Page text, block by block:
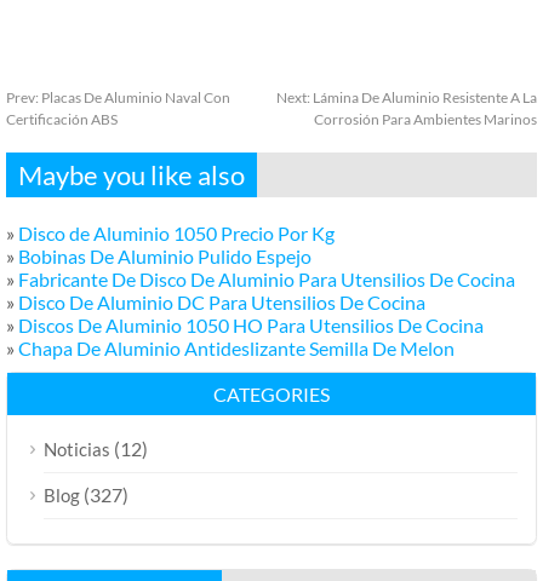
Prev: Placas De Aluminio Naval Con
Certificación ABS
Next: Lámina De Aluminio Resistente A La
Corrosión Para Ambientes Marinos
Maybe you like also
» Disco de Aluminio 1050 Precio Por Kg
» Bobinas De Aluminio Pulido Espejo
» Fabricante De Disco De Aluminio Para Utensilios De Cocina
» Disco De Aluminio DC Para Utensilios De Cocina
» Discos De Aluminio 1050 HO Para Utensilios De Cocina
» Chapa De Aluminio Antideslizante Semilla De Melon
CATEGORIES
Noticias (12)
Blog (327)